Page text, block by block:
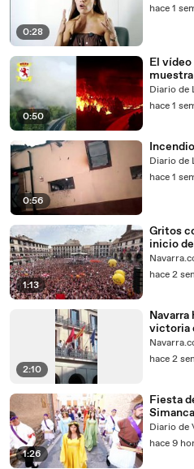
0:28
hace 1
0:50
El vídeo
San
Diario de
hace 1
0:56
Diario de
hace 1
1:13
Gritos
inicio
hace 2
2:10
Navarra
victoria
una
Fermín"
hace 2
1:26
Fiesta
Diario de
hace 9